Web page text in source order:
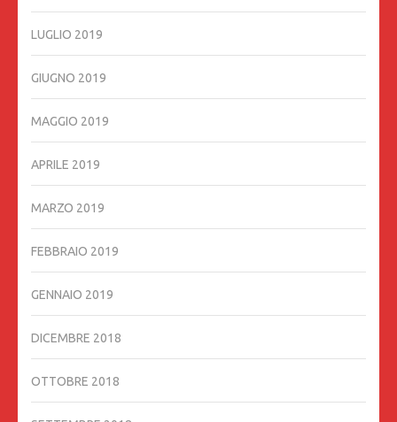
LUGLIO 2019
GIUGNO 2019
MAGGIO 2019
APRILE 2019
MARZO 2019
FEBBRAIO 2019
GENNAIO 2019
DICEMBRE 2018
OTTOBRE 2018